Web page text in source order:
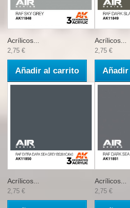
Acrílicos...
2,75 €
Añadir al carrito
Acrílicos...
2,75 €
Acrílicos...
2,75 €
Acrílicos...
2,75 €